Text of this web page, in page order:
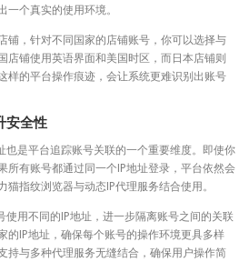
个真实的使用环境。
铺，针对不同国家的店铺账号，你可以选择与
店铺使用英语界面和美国时区，而日本店铺则
样的平台操作痕迹，会让系统更难识别出账号
安全性
也是平台追踪账号关联的一个重要维度。即使你
所有账号都通过同一个IP地址登录，平台依然会
指纹浏览器与动态IP代理服务结合使用。
使用不同的IP地址，进一步隔离账号之间的关联
的IP地址，确保每个账号的操作环境更具多样
持与多种代理服务无缝结合，确保用户操作简